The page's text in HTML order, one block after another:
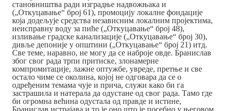
становништва ради изградње надвожњака и
(„Откуцавање“ број 61), промоцију локалне фондације
која додељује средства независним локалним пројектима,
неисправну воду за пиће („Откуцавање“ број 48),
изливање градске канализације („Откуцавање“ број 30),
дивље депоније у општини („Откуцавање“ број 21) итд.
Све теме, наравно, не могу да се наброје овде. Бранислав
због свог рада трпи притиске, злонамерне
компромитације, лажне оптужбе, увреде, претње и све
остало чиме се околина, којој не одговара да се о
одређеним темама чује и прича, служи како би га
застрашила и натерала да одустане од свог рада. Тамо где
би огромна већина одустала од правде и истине,